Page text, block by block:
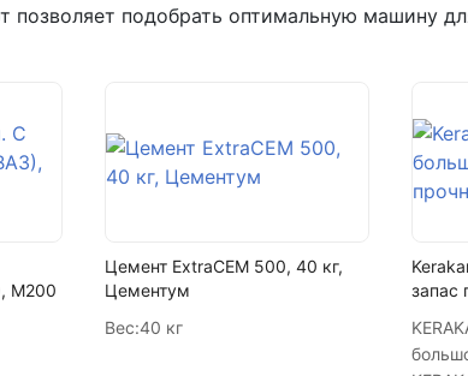
+7 (846) 215-16-16
Написать в МАКС
Написать в Telegram
позволяет подобрать оптимальную машину
М200
Цемент ExtraCEM 500, 40 кг,
Цементум
Вес:40 кг
запас